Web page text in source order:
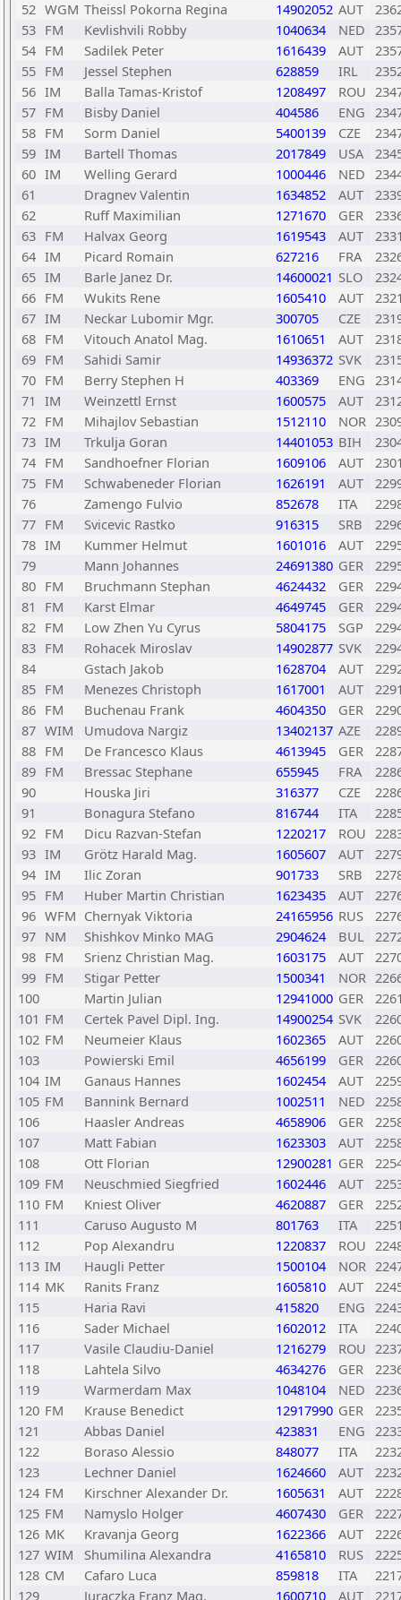
52 WGM Theissl Pokorna Regina 14902052 AUT
53 FM Kevlishvili Robby 1040634 NED
54 FM Sadilek Peter 1616439 AUT
55 FM Jessel Stephen 628859 IRL
56 IM Balla Tamas-Kristof 1208497 ROU
57 FM Bisby Daniel 404586 ENG
58 FM Sorm Daniel 5400139 CZE
59 IM Bartell Thomas 2017849 USA
60 IM Welling Gerard 1000446 NED
61
Dragnev Valentin 1634852 AUT
62
Ruff Maximilian 1271670 GER
63 FM Halvax Georg 1619543 AUT
64 IM Picard Romain 627216 FRA
65 IM Barle Janez Dr. 14600021 SLO
66 FM Wukits Rene 1605410 AUT
67 IM Neckar Lubomir Mgr. 300705 CZE
68 FM Vitouch Anatol Mag. 1610651 AUT
69 FM Sahidi Samir 14936372 SVK
70 FM Berry Stephen H 403369 ENG
71 IM Weinzettl Ernst 1600575 AUT
72 FM Mihajlov Sebastian 1512110 NOR
73 IM Trkulja Goran 14401053 BIH
74 FM Sandhoefner Florian 1609106 AUT
75 FM Schwabeneder Florian 1626191 AUT
76
Zamengo Fulvio 852678 ITA
77 FM Svicevic Rastko 916315 SRB
78 IM Kummer Helmut 1601016 AUT
79
Mann Johannes 24691380 GER
80 FM Bruchmann Stephan 4624432 GER
81
FM Karst Elmar 4649745 GER
82 FM Low Zhen Yu Cyrus 5804175 SGP
83 FM Rohacek Miroslav 14902877 SVK
84
Gstach Jakob 1628704 AUT
85 FM Menezes Christoph 1617001 AUT
86 FM Buchenau Frank 4604350 GER
87 WIM Umudova Nargiz 13402137 AZE
88 FM De Francesco Klaus 4613945 GER
89 FM Bressac Stephane 655945 FRA
90
Houska Jiri 316377 CZE
91
Bonagura Stefano 816744 ITA
92 FM Dicu Razvan-Stefan 1220217 ROU
93 IM Grötz Harald Mag. 1605607 AUT
94 IM Ilic Zoran 901733 SRB
95 FM Huber Martin Christian 1623435 AUT
96 WFM Chernyak Viktoria 24165956 RUS
97 NM Shishkov Minko MAG 2904624 BUL
98 FM Srienz Christian Mag. 1603175 AUT
99 FM Stigar Petter 1500341 NOR
100
Martin Julian 12941000 GER
101 FM Certek Pavel Dipl. Ing. 14900254 SVK
102 FM Neumeier Klaus 1602365 AUT
103
Powierski Emil 4656199 GER
104 IM Ganaus Hannes 1602454 AUT
105 FM Bannink Bernard 1002511 NED
106
Haasler Andreas 4658906 GER
107
Matt Fabian 1623303 AUT
108
Ott Florian 12900281 GER
109 FM Neuschmied Siegfried 1602446 AUT
110 FM Kniest Oliver 4620887 GER
111
Caruso Augusto M 801763 ITA
112
Pop Alexandru 1220837 ROU
113 IM Haugli Petter 1500104 NOR
114 MK Ranits Franz 1605810 AUT
115
Haria Ravi 415820 ENG
116
Sader Michael 1602012 ITA
117
Vasile Claudiu-Daniel 1216279 ROU
118
Lahtela Silvo 4634276 GER
119
Warmerdam Max 1048104 NED
120 FM Krause Benedict 12917990 GER
121
Abbas Daniel 423831 ENG
122
Boraso Alessio 848077 ITA
123
Lechner Daniel 1624660 AUT
124 FM Kirschner Alexander Dr. 1605631 AUT
125 FM Namyslo Holger 4607430 GER
126 MK Kravanja Georg 1622366 AUT
127 WIM Shumilina Alexandra 4165810 RUS
128 CM Cafaro Luca 859818 ITA
129
Juraczka Franz Mag. 1600710 AUT